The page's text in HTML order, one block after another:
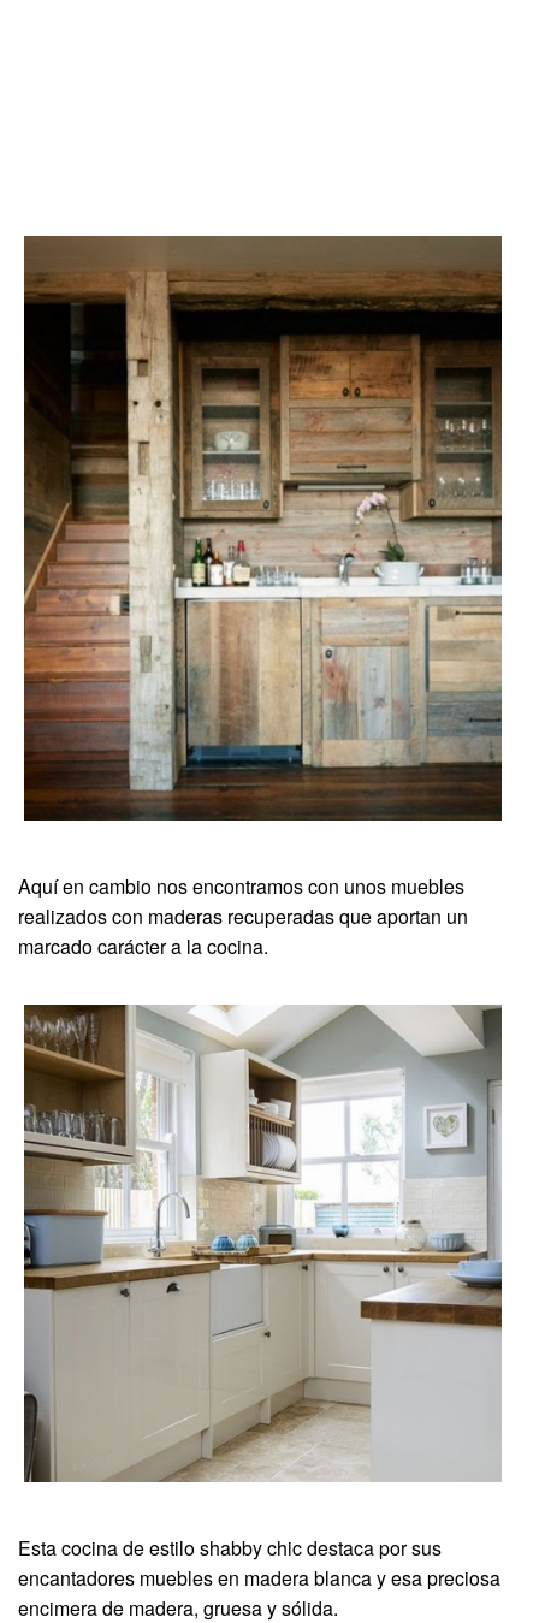
Aquí en cambio nos encontramos con unos muebles
realizados con maderas recuperadas que aportan un
marcado carácter a la cocina.
Esta cocina de estilo shabby chic destaca por sus
encantadores muebles en madera blanca y esa preciosa
encimera de madera, gruesa y sólida.